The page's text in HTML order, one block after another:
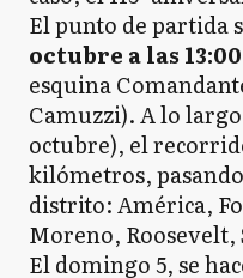
El punto de partida
octubre a las 13:00
esquina
Camuzzi). A lo largo
octubre), el
kilómetros,
distrito: América,
Moreno, Roosevelt,
El domingo 5, se